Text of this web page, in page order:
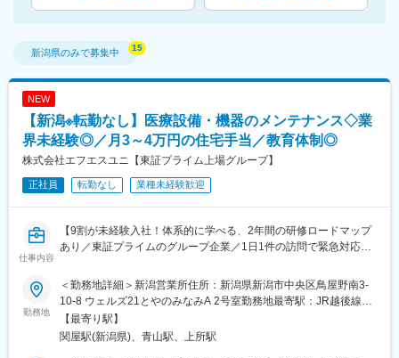
新潟県のみで募集中
NEW
【新潟※転勤なし】医療設備・機器のメンテナンス◇業
界未経験◎／月3～4万円の住宅手当／教育体制◎
株式会社エフエスユニ【東証プライム上場グループ】
正社員 転勤なし 業種未経験歓迎
仕事内容
【9割が未経験入社！体系的に学べる、2年間の研修ロードマップ
あり／東証プライムのグループ企業／1日1件の訪問で緊急対応ほ
医療現場で使われる“命を守る設備”の点検・メンテナンスを行う仕
事です。1日1件の訪問×2人体制で未経験から安心してスタートで
き、2年間の研修や資格取得支援も充実しています。東証プライム
上場グループの安定基盤で長く働けます。
勤務地
＜勤務地詳細＞新潟営業所住所：新潟県新潟市中央区鳥屋野南3-
10-8 ウェルズ21とやのみなみA 2号室勤務地最寄駅：JR越後線線
／新潟駅駅受動喫煙対策：屋内全面禁煙変更の範囲：会社の定め
る事業所
【最寄り駅】
関屋駅(新潟県)、青山駅、上所駅